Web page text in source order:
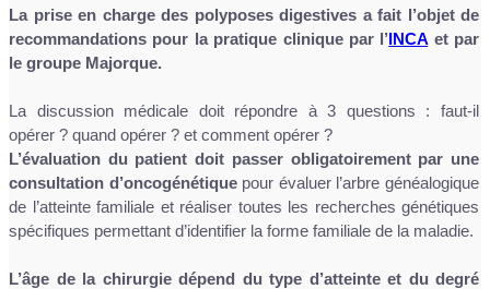
La prise en charge des polyposes digestives a fait l’objet de
recommandations pour la pratique clinique par l’INCA et par
le groupe Majorque.
La discussion médicale doit répondre à 3 questions : faut-il
opérer ? quand opérer ? et comment opérer ?
L’évaluation du patient doit passer obligatoirement par une
consultation d’oncogénétiquepour évaluer l’arbre généalogique
de l’atteinte familiale et réaliser toutes les recherches génétiques
spécifiques permettant d’identifier la forme familiale de la maladie.
L’âge de la chirurgie dépend du type d’atteinte et du degré